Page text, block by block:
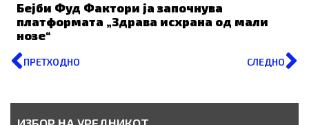
Бејби Фуд Фактори ја започнува
платформата „Здрава исхрана од мали
нозе“
Prev
ПРЕТХОДНО СЛЕДНО